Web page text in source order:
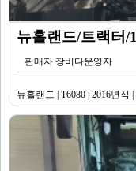
뉴홀랜드/트랙터/
판매자 장비다운영자
뉴홀랜드 | T6080 | 2016년식 |